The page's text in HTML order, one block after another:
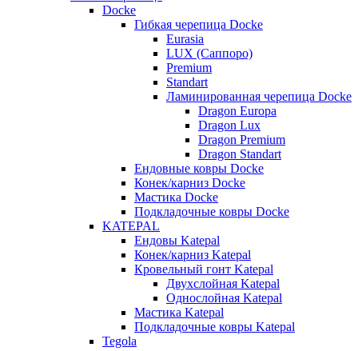
Docke
Гибкая черепица Docke
Eurasia
LUX (Саппоро)
Premium
Standart
Ламинированная черепица Docke
Dragon Europa
Dragon Lux
Dragon Premium
Dragon Standart
Ендовные ковры Docke
Конек/карниз Docke
Мастика Docke
Подкладочные ковры Docke
KATEPAL
Ендовы Katepal
Конек/карниз Katepal
Кровельный гонт Katepal
Двухслойная Katepal
Однослойная Katepal
Мастика Katepal
Подкладочные ковры Katepal
Tegola